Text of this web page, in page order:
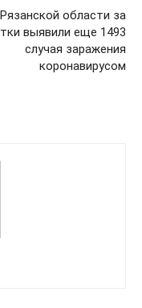
области за
выявили еще 1493
случая заражения
коронавирусом